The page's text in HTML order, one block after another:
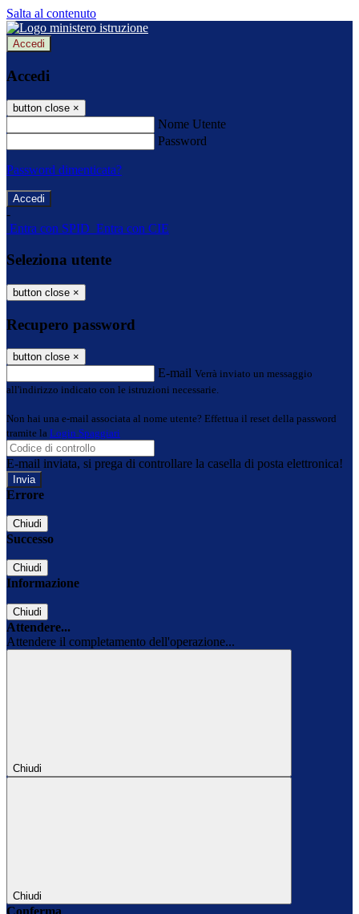
Salta al contenuto
Accedi
Accedi
button close ×
Nome Utente
Password
Password dimenticata?
-
Entra con SPID Entra con CIE
Seleziona utente
button close ×
Recupero password
button close ×
E-mail Verrà inviato un messaggio
all'indirizzo indicato con le istruzioni necessarie.
Non hai una e-mail associata al nome utente? Effettua il reset della password
tramite la Login Spaggiari
E-mail inviata, si prega di controllare la casella di posta elettronica!
Errore
Chiudi
Successo
Chiudi
Informazione
Chiudi
Attendere...
Attendere il completamento dell'operazione...
Chiudi
Chiudi